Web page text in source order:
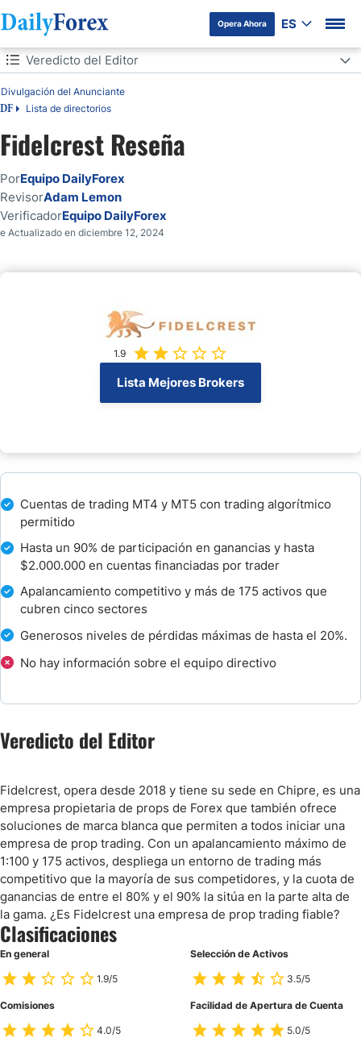
Opera Ahora ES
Tabla de contenidos
DF Lista de directorios
Divulgación del Anunciante
Veredicto del Editor
Veredicto del Editor
Características de Fidelcrest:
Plataformas de Trading de Fidelcrest
Atención al Cliente
Conclusión - ¿Es Fidelcrest una Buena Prop Firm de Forex?
Preguntas Frecuentes
Fidelcrest Reseña
PorEquipo DailyForex
RevisorAdam Lemon
VerificadorEquipo DailyForex
e Actualizado en diciembre 12, 2024
1.9
Lista Mejores Brokers
Cuentas de trading MT4 y MT5 con trading algorítmico
permitido
Hasta un 90% de participación en ganancias y hasta
$2.000.000 en cuentas financiadas por trader
Apalancamiento competitivo y más de 175 activos que
cubren cinco sectores
Generosos niveles de pérdidas máximas de hasta el 20%.
No hay información sobre el equipo directivo
Veredicto del Editor
Fidelcrest, opera desde 2018 y tiene su sede en Chipre, es una
empresa propietaria de props de Forex que también ofrece
soluciones de marca blanca que permiten a todos iniciar una
empresa de prop trading. Con un apalancamiento máximo de
1:100 y 175 activos, despliega un entorno de trading más
competitivo que la mayoría de sus competidores, y la cuota de
ganancias de entre el 80% y el 90% la sitúa en la parte alta de
la gama. ¿Es Fidelcrest una empresa de prop trading fiable?
Clasificaciones
En general
1.9/5
Comisiones
4.0/5
Selección de Activos
3.5/5
Facilidad de Apertura de Cuenta
5.0/5